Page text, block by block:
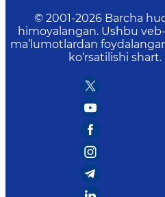
© 2001-2026 Barcha
himoyalangan. Ushbu
ma’lumotlardan
ko‘rsatilishi shart.